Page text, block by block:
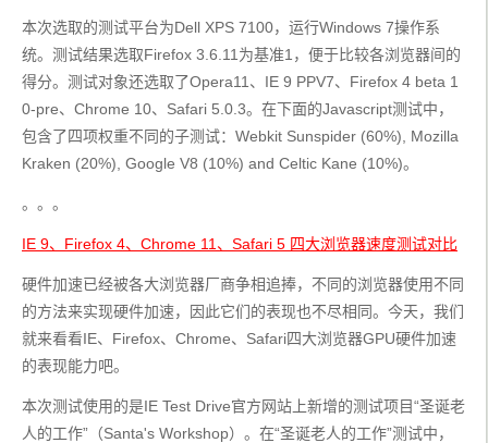
本次选取的测试平台为Dell XPS 7100，运行Windows 7操作系
统。测试结果选取Firefox 3.6.11为基准1，便于比较各浏览器间的
得分。测试对象还选取了Opera11、IE 9 PPV7、Firefox 4 beta 1
0-pre、Chrome 10、Safari 5.0.3。在下面的Javascript测试中，
包含了四项权重不同的子测试：Webkit Sunspider (60%), Mozilla
Kraken (20%), Google V8 (10%) and Celtic Kane (10%)。
。。。
IE 9、Firefox 4、Chrome 11、Safari 5 四大浏览器速度测试对比
硬件加速已经被各大浏览器厂商争相追捧，不同的浏览器使用不同
的方法来实现硬件加速，因此它们的表现也不尽相同。今天，我们
就来看看IE、Firefox、Chrome、Safari四大浏览器GPU硬件加速
的表现能力吧。
本次测试使用的是IE Test Drive官方网站上新增的测试项目“圣诞老
人的工作”（Santa's Workshop）。在“圣诞老人的工作”测试中，